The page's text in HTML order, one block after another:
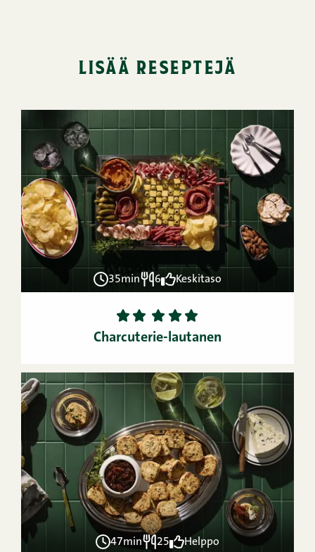
lisää reseptejä
35min 6 Keskitaso
1 2 3 4
5
Charcuterie-lautanen
47min 25 Helppo